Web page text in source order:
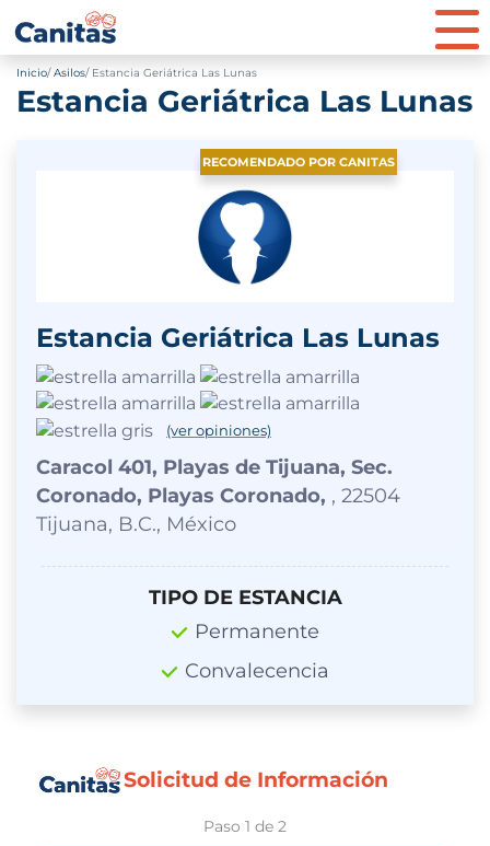
Inicio Asilos Estancia Geriátrica Las Lunas
Estancia Geriátrica Las Lunas
RECOMENDADO POR CANITAS
Estancia Geriátrica Las Lunas
(ver opiniones)
Caracol 401, Playas de Tijuana, Sec.
Coronado, Playas Coronado, , 22504
Tijuana, B.C., México
TIPO DE ESTANCIA
Permanente
Convalecencia
Solicitud de Información
Paso 1 de 2